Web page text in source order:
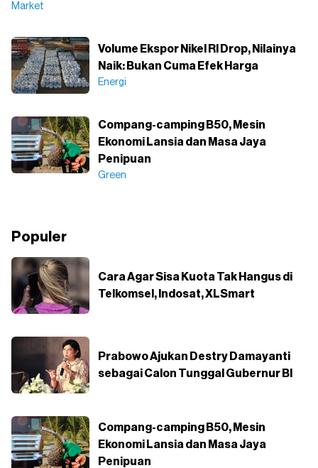
Market
Volume Ekspor Nikel RI Drop, Nilainya
Naik: Bukan Cuma Efek Harga
Energi
Compang-camping B50, Mesin
Ekonomi Lansia dan Masa Jaya
Penipuan
Green
Populer
Cara Agar Sisa Kuota Tak Hangus di
Telkomsel, Indosat, XLSmart
Prabowo Ajukan Destry Damayanti
sebagai Calon Tunggal Gubernur BI
Compang-camping B50, Mesin
Ekonomi Lansia dan Masa Jaya
Penipuan